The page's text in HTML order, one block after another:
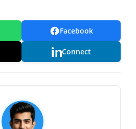
Facebook
Connect